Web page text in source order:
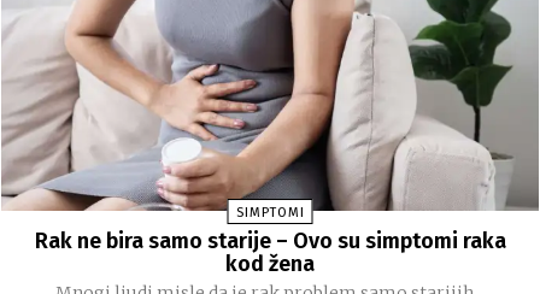
SIMPTOMI
Rak ne bira samo starije – Ovo su simptomi raka
kod žena